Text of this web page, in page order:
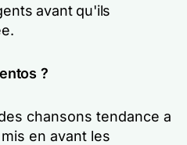
avant qu'ils
?
chansons tendance a
en avant les